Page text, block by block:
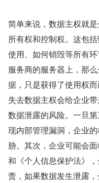
简单来说，数据主权就
所有权和控制权。这包
使用、如何销毁等所有
服务商的服务器上，那
据，只是获得了使用权而
失去数据主权会给企业
数据泄露的风险。一旦
现内部管理漏洞，企业
胁。其次，企业可能会
和《个人信息保护法》
责，如果数据发生泄露